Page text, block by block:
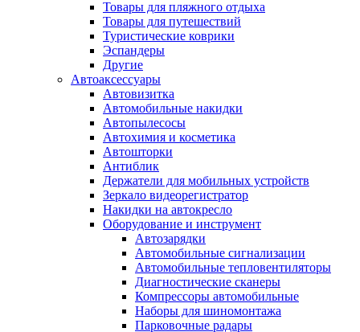
Товары для пляжного отдыха
Товары для путешествий
Туристические коврики
Эспандеры
Другие
Автоаксессуары
Автовизитка
Автомобильные накидки
Автопылесосы
Автохимия и косметика
Автошторки
Антиблик
Держатели для мобильных устройств
Зеркало видеорегистратор
Накидки на автокресло
Оборудование и инструмент
Автозарядки
Автомобильные сигнализации
Автомобильные тепловентиляторы
Диагностические сканеры
Компрессоры автомобильные
Наборы для шиномонтажа
Парковочные радары